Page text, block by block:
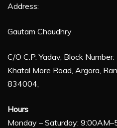
Address:
Gautam Chaudhry
C/O C.P. Yadav, Block
Khatal More Road, Argora,
834004,
Hours
Monday – Saturday: